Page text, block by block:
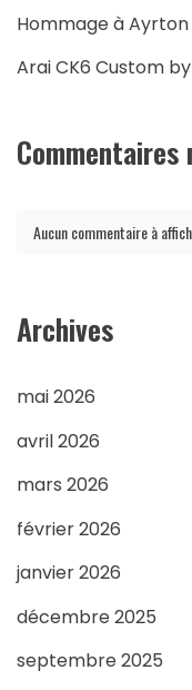
Hommage à Ayrton
Arai CK6 Custom
Aucun commentaire à
Archives
mai 2026
avril 2026
mars 2026
février 2026
janvier 2026
décembre 2025
septembre 2025